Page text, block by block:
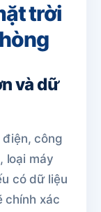
trời
và dữ
công
loại máy
có dữ liệu
chính xác